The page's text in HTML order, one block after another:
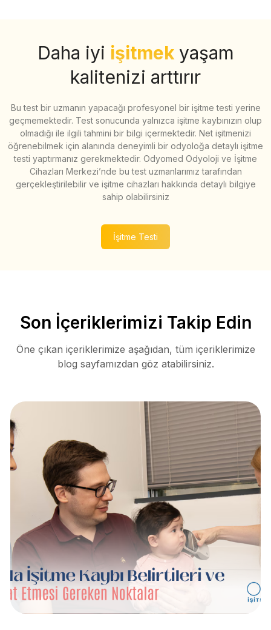
Daha iyi işitmek yaşam
kalitenizi arttırır
Bu test bir uzmanın yapacağı profesyonel bir işitme testi yerine
geçmemektedir. Test sonucunda yalnızca işitme kaybınızın olup
olmadığı ile ilgili tahmini bir bilgi içermektedir. Net işitmenizi
öğrenebilmek için alanında deneyimli bir odyoloğa detaylı işitme
testi yaptırmanız gerekmektedir. Odyomed Odyoloji ve İşitme
Cihazları Merkezi’nde bu test uzmanlarımız tarafından
gerçekleştirilebilir ve işitme cihazları hakkında detaylı bilgiye
sahip olabilirsiniz
İşitme Testi
Son İçeriklerimizi Takip Edin
Öne çıkan içeriklerimize aşağıdan, tüm içeriklerimize
blog sayfamızdan göz atabilirsiniz.